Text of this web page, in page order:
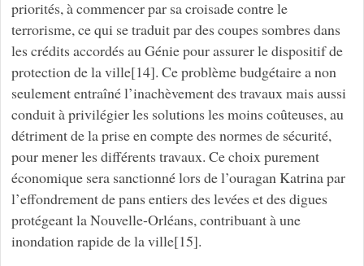
priorités, à commencer par sa croisade contre le
terrorisme, ce qui se traduit par des coupes sombres dans
les crédits accordés au Génie pour assurer le dispositif de
protection de la ville[14]. Ce problème budgétaire a non
seulement entraîné l’inachèvement des travaux mais aussi
conduit à privilégier les solutions les moins coûteuses, au
détriment de la prise en compte des normes de sécurité,
pour mener les différents travaux. Ce choix purement
économique sera sanctionné lors de l’ouragan Katrina par
l’effondrement de pans entiers des levées et des digues
protégeant la Nouvelle-Orléans, contribuant à une
inondation rapide de la ville[15].